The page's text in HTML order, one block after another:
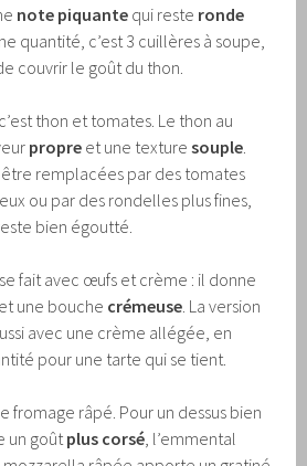
note piquante qui reste ronde
quantité, c’est 3 cuillères à soupe,
couvrir le goût du thon.
thon et tomates. Le thon au
propre et une texturesouple
remplacées par des tomates
ou par des rondelles plus fines,
bien égoutté.
fait avec œufs et crème : il donne
et une bouche crémeuse . La version
avec une crème allégée, en
pour une tarte qui se tient.
fromage râpé. Pour un dessus bien
un goût plus corsé , l’emmental